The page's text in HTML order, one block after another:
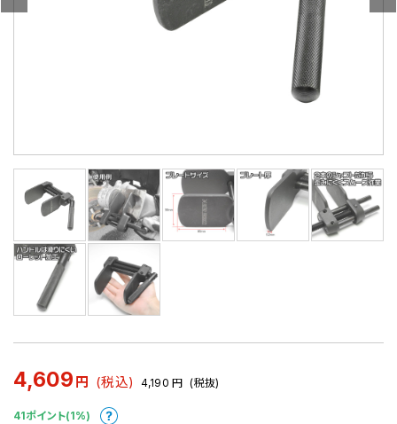
4,609 円 (税込) 4,190 円 (税抜)
41ポイント(1%)